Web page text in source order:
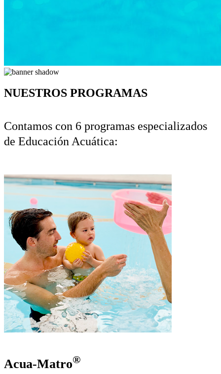
NUESTROS PROGRAMAS
Contamos con 6 programas especializados
de Educación Acuática:
Acua-Matro®